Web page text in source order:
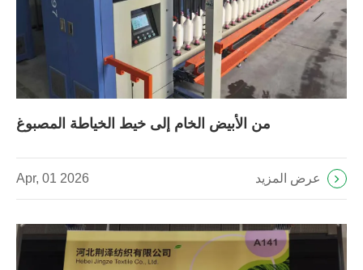
من الأبيض الخام إلى خيط الخياطة المصبوغ
Apr, 01 2026 عرض المزيد